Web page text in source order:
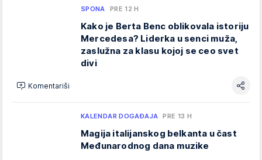
SPONA PRE 12 H
Kako je Berta Benc oblikovala istoriju
Mercedesa? Liderka u senci muža,
zaslužna za klasu kojoj se ceo svet
divi
Komentariši
KALENDAR DOGAĐAJA PRE 13 H
Magija italijanskog belkanta u čast
Međunarodnog dana muzike